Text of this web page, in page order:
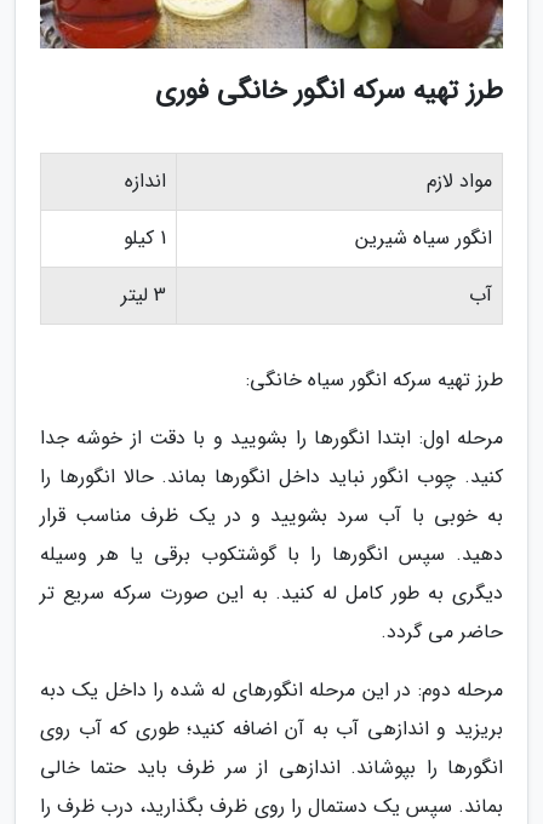
طرز تهیه سرکه انگور خانگی فوری
مواد لازم
اندازه
انگور سیاه شیرین
1 کیلو
آب
3 لیتر
طرز تهیه سرکه انگور سیاه خانگی:
مرحله اول: ابتدا انگورها را بشویید و با دقت از خوشه جدا
کنید. چوب انگور نباید داخل انگورها بماند. حالا انگورها را
به خوبی با آب سرد بشویید و در یک ظرف مناسب قرار
دهید. سپس انگورها را با گوشتکوب برقی یا هر وسیله
دیگری به طور کامل له کنید. به این صورت سرکه سریع تر
حاضر می گردد.
مرحله دوم: در این مرحله انگورهای له شده را داخل یک دبه
بریزید و اندازهی آب به آن اضافه کنید؛ طوری که آب روی
انگورها را بپوشاند. اندازهی از سر ظرف باید حتما خالی
بماند. سپس یک دستمال را روی ظرف بگذارید، درب ظرف را